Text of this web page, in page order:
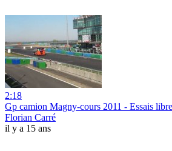
2:18
Gp camion Magny-cours 2011 - Essais
Florian Carré
il y a 15 ans